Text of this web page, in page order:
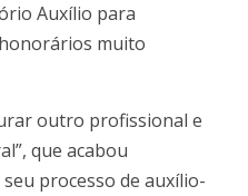
Auxílio para
muito
outro profissional e
que acabou
processo de auxílio-